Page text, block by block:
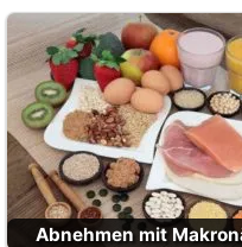
Abnehmen mit